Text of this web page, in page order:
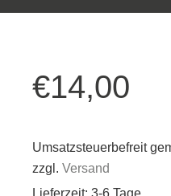
€14,00
Umsatzsteuerbefreit
zzgl.Versand
Lieferzeit: 3-6 Tage